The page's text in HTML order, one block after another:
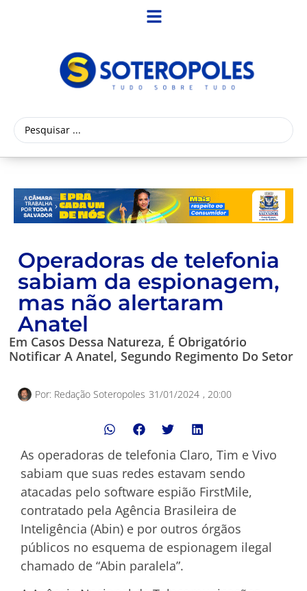
Operadoras de telefonia
sabiam da espionagem,
mas não alertaram
Anatel
Em Casos Dessa Natureza, É Obrigatório
Notificar A Anatel, Segundo Regimento Do Setor
Por: Redação Soteropoles 31/01/2024 , 20:00
As operadoras de telefonia Claro, Tim e Vivo
sabiam que suas redes estavam sendo
atacadas pelo software espião FirstMile,
contratado pela Agência Brasileira de
Inteligência (Abin) e por outros órgãos
públicos no esquema de espionagem ilegal
chamado de “Abin paralela”.